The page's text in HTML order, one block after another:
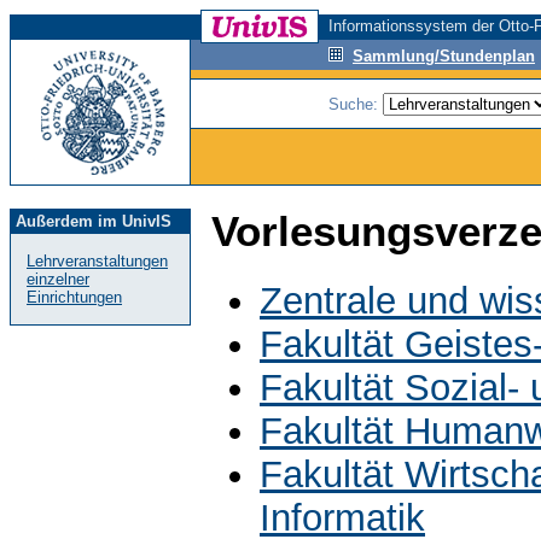
Informationssystem der
Sammlung/Stundenplan
Suche:
Außerdem im UnivIS
Lehrveranstaltungen
einzelner
Einrichtungen
Zentrale und
Fakultät
Fakultät Sozial-
Fakultät
Fakultät
Informatik